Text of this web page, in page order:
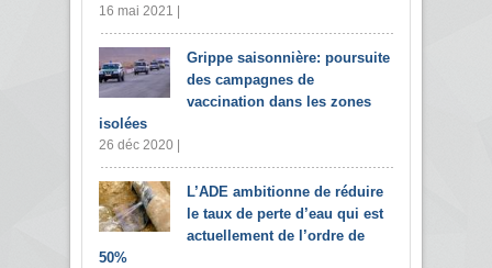
16 mai 2021 |
Grippe saisonnière: poursuite
des campagnes de
vaccination dans les zones
isolées
26 déc 2020 |
L’ADE ambitionne de réduire
le taux de perte d’eau qui est
actuellement de l’ordre de
50%